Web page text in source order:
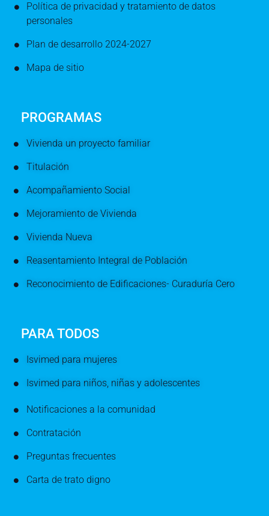
Política de privacidad y tratamiento de datos
personales
Plan de desarrollo 2024-2027
Mapa de sitio
PROGRAMAS
Vivienda un proyecto familiar
Titulación
Acompañamiento Social
Mejoramiento de Vivienda
Vivienda Nueva
Reasentamiento Integral de Población
Reconocimiento de Edificaciones- Curaduría Cero
PARA TODOS
Isvimed para mujeres
Isvimed para niños, niñas y adolescentes
Notificaciones a la comunidad
Contratación
Preguntas frecuentes
Carta de trato digno